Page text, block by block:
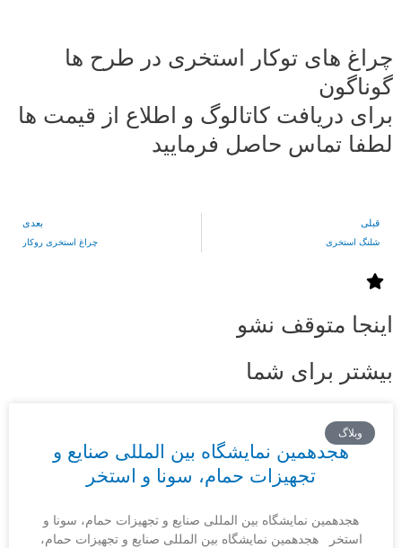
توکار استخری در طرح ها
کاتالوگ و اطلاع از قیمت ها
حاصل فرمایید
چراغ استخری روکار
متوقف نشو
برای شما
نمایشگاه بین المللی صنایع و
تجهیزات حمام، سونا و استخر
نمایشگاه بین المللی صنایع و تجهیزات حمام، سونا و
هجدهمین نمایشگاه بین المللی صنایع و تجهیزات حمام،